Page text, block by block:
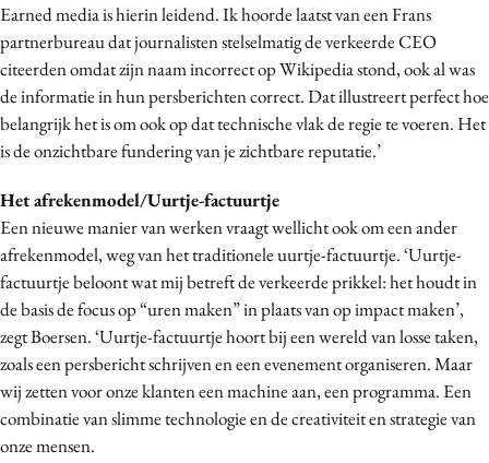
Earned media is hierin leidend. Ik hoorde laatst van een Frans
partnerbureau dat journalisten stelselmatig de verkeerde CEO
citeerden omdat zijn naam incorrect op Wikipedia stond, ook al was
de informatie in hun persberichten correct. Dat illustreert perfect hoe
belangrijk het is om ook op dat technische vlak de regie te voeren. Het
is de onzichtbare fundering van je zichtbare reputatie.’
Het afrekenmodel/Uurtje-factuurtje
Een nieuwe manier van werken vraagt wellicht ook om een ander
afrekenmodel, weg van het traditionele uurtje-factuurtje. ‘Uurtje-
factuurtje beloont wat mij betreft de verkeerde prikkel: het houdt in
de basis de focus op “uren maken” in plaats van op impact maken’,
zegt Boersen. ‘Uurtje-factuurtje hoort bij een wereld van losse taken,
zoals een persbericht schrijven en een evenement organiseren. Maar
wij zetten voor onze klanten een machine aan, een programma. Een
combinatie van slimme technologie en de creativiteit en strategie van
onze mensen.